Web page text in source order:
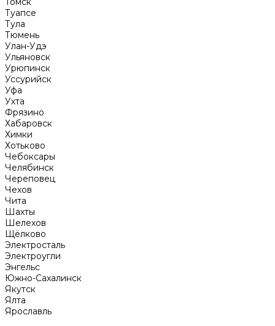
Туапсе
Тула
Тюмень
Улан-Удэ
Ульяновск
Урюпинск
Уссурийск
Уфа
Ухта
Фрязино
Хабаровск
Химки
Хотьково
Чебоксары
Челябинск
Череповец
Чехов
Чита
Шахты
Шелехов
Щёлково
Электросталь
Электроугли
Энгельс
Южно-Сахалинск
Якутск
Ялта
Ярославль